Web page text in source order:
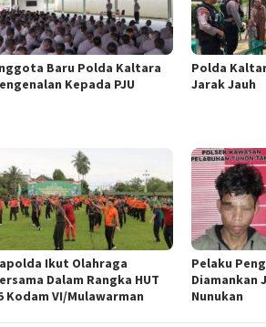
Baru Polda Kaltara
Kepada PJU
Polda
Jarak Jauh
Ikut Olahraga
Dalam Rangka HUT
Kodam VI/Mulawarman
Pelaku
Diamankan
Nunukan